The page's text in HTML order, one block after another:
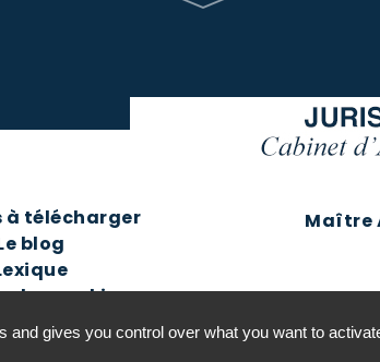
à télécharger
blog
des cookies
Maître
Jurisconsulte - Tous droits réservés -
and gives you control over what you want to